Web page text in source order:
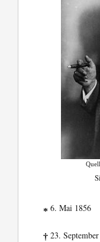
* 6. Mai 1856
† 23.